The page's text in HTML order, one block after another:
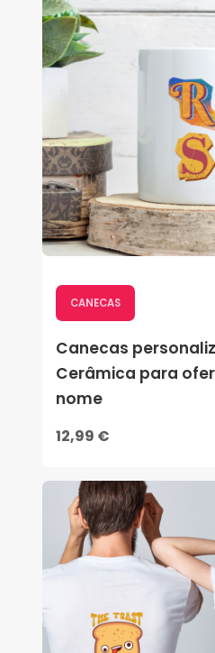
CANECAS
Canecas
Cerâmica para
nome
12,99 €